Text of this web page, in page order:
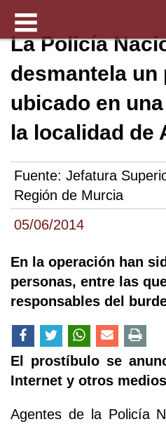
05/06/2014
La Policía
desmantela
ubicado en
la localidad de
Fuente: Jefatura
Región de Murcia
En la operación han
personas, entre las
responsables del
El prostíbulo se
Internet y otros
Agentes de la Policía